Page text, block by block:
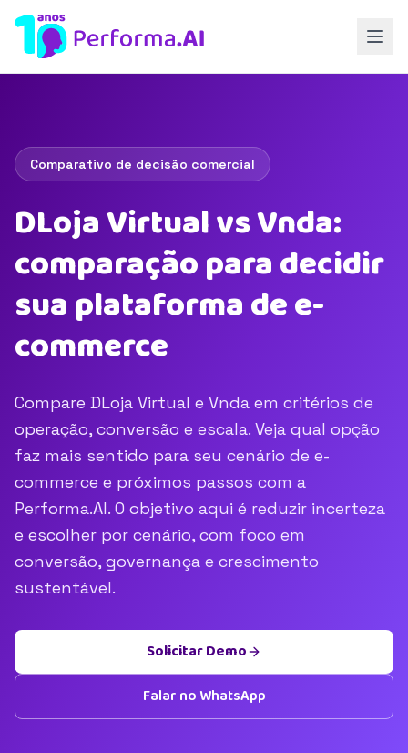
Comparativo de decisão comercial
DLoja Virtual vs Vnda:
comparação para decidir
sua plataforma de e-
commerce
Compare DLoja Virtual e Vnda em critérios de
operação, conversão e escala. Veja qual opção
faz mais sentido para seu cenário de e-
commerce e próximos passos com a
Performa.AI. O objetivo aqui é reduzir incerteza
e escolher por cenário, com foco em
conversão, governança e crescimento
sustentável.
Solicitar Demo
Falar no WhatsApp